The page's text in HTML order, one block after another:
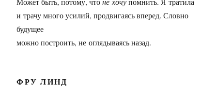
и трачу много усилий, продвигаясь вперед. Словно
будущее
можно построить, не оглядываясь назад.
ФРУ ЛИНД